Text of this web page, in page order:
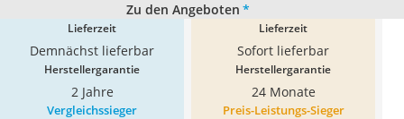
Zu den Angeboten *
Lieferzeit
Demnächst lieferbar
Lieferzeit
Sofort lieferbar
Herstellergarantie
2 Jahre
Herstellergarantie
24 Monate
Vergleichssieger Preis-Leistungs-Sieger